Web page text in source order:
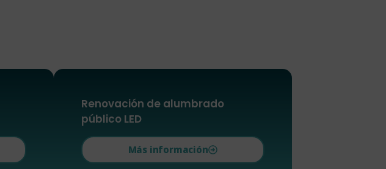
Renovación de alumbrado
público LED
Más información